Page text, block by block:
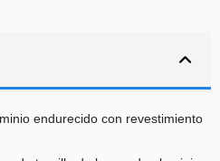
endurecido con revestimiento